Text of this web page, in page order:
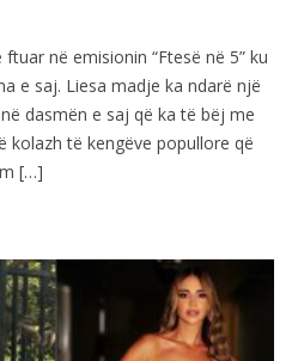
në emisionin “Ftesë në 5” ku
e saj. Liesa madje ka ndarë një
dasmën e saj që ka të bëj me
kolazh të kengëve popullore që
[…]